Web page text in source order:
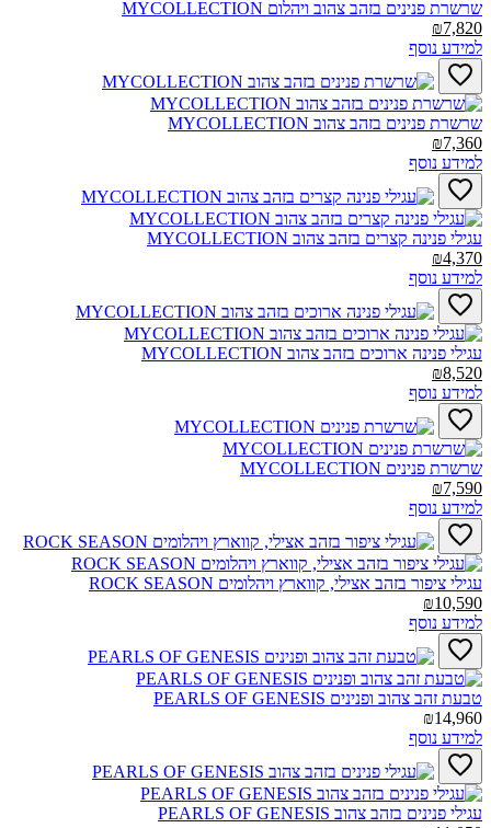
שרשרת פנינים בזהב צהוב ויהלום MYCOLLECTION‎
₪7,820
למידע נוסף
שרשרת פנינים בזהב צהוב MYCOLLECTION‎
₪7,360
למידע נוסף
עגילי פנינה קצרים בזהב צהוב MYCOLLECTION‎
₪4,370
למידע נוסף
עגילי פנינה ארוכים בזהב צהוב MYCOLLECTION‎
₪8,520
למידע נוסף
שרשרת פנינים MYCOLLECTION‎
₪7,590
למידע נוסף
עגילי ציפור בזהב אצילי, קווארץ ויהלומים ROCK SEASON‎
₪10,590
למידע נוסף
טבעת זהב צהוב ופנינים PEARLS OF GENESIS‎
₪14,960
למידע נוסף
עגילי פנינים בזהב צהוב PEARLS OF GENESIS‎